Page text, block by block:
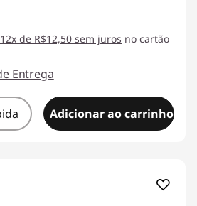
:
12x de R$12,50 sem juros no cartão
Entrega
Adicionar ao carrinho